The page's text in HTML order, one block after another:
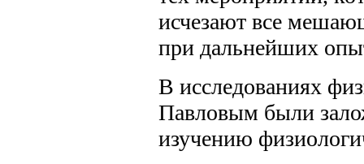
исчезают все
при дальнейших
В исследованиях
Павловым были
изучению